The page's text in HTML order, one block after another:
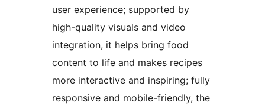
user experience; supported by
high-quality visuals and video
integration, it helps bring food
content to life and makes recipes
more interactive and inspiring; fully
responsive and mobile-friendly, the